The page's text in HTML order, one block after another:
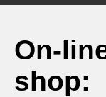
On-
shop: